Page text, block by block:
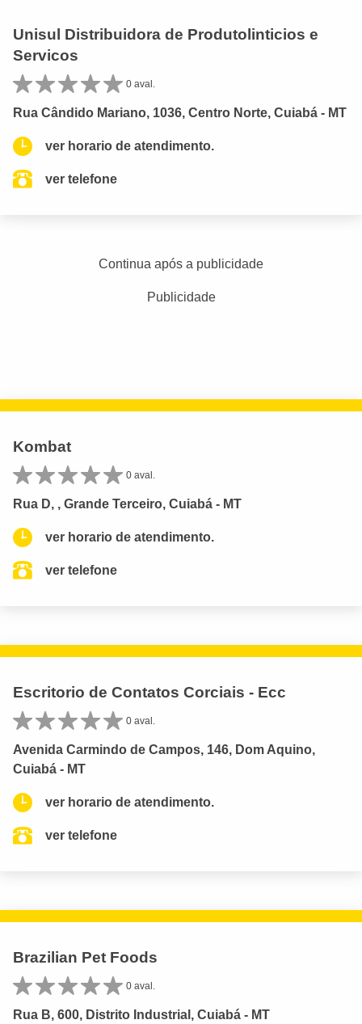
Unisul Distribuidora de Produtolinticios e
Servicos
0 aval.
Rua Cândido Mariano, 1036, Centro Norte, Cuiabá - MT
ver horario de atendimento.
ver telefone
Continua após a publicidade
Publicidade
Kombat
0 aval.
Rua D, , Grande Terceiro, Cuiabá - MT
ver horario de atendimento.
ver telefone
Escritorio de Contatos Corciais - Ecc
0 aval.
Avenida Carmindo de Campos, 146, Dom Aquino,
Cuiabá - MT
ver horario de atendimento.
ver telefone
Brazilian Pet Foods
0 aval.
Rua B, 600, Distrito Industrial, Cuiabá - MT